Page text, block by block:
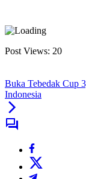
Post Views: 20
Buka Tebedak Cup
Indonesia